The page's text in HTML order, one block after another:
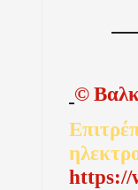
©
https://